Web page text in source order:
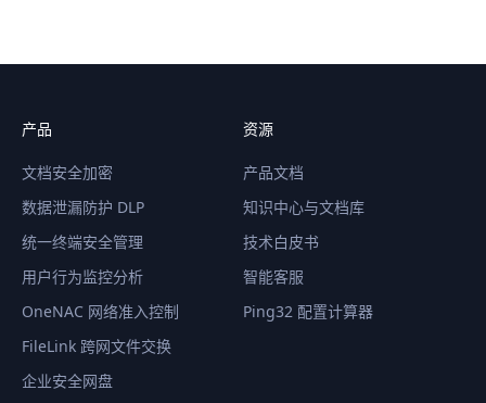
产品
文档安全加密
数据泄漏防护 DLP
统一终端安全管理
用户行为监控分析
OneNAC 网络准入控制
FileLink 跨网文件交换
企业安全网盘
资源
产品文档
知识中心与文档库
技术白皮书
智能客服
Ping32 配置计算器